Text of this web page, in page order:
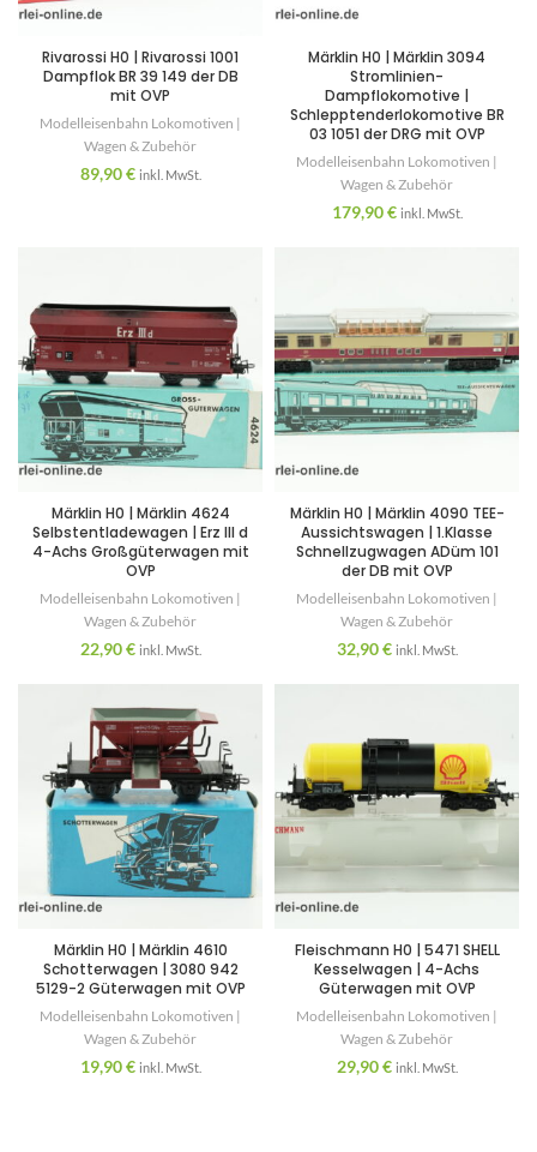
Rivarossi H0 | Rivarossi 1001
Dampflok BR 39 149 der DB
mit OVP
Modelleisenbahn Lokomotiven |
Wagen & Zubehör
89,90€ inkl. MwSt.
Märklin H0 | Märklin 3094
Stromlinien-
Dampflokomotive |
Schlepptenderlokomotive BR
03 1051 der DRG mit OVP
Modelleisenbahn Lokomotiven |
Wagen & Zubehör
179,90€ inkl. MwSt.
Märklin H0 | Märklin 4624
Selbstentladewagen | Erz III d
4-Achs Großgüterwagen mit
OVP
Modelleisenbahn Lokomotiven |
Wagen & Zubehör
22,90€ inkl. MwSt.
Märklin H0 | Märklin 4090 TEE-
Aussichtswagen | 1.Klasse
Schnellzugwagen ADüm 101
der DB mit OVP
Modelleisenbahn Lokomotiven |
Wagen & Zubehör
32,90€ inkl. MwSt.
Märklin H0 | Märklin 4610
Schotterwagen | 3080 942
5129-2 Güterwagen mit OVP
Modelleisenbahn Lokomotiven |
Wagen & Zubehör
19,90€ inkl. MwSt.
Fleischmann H0 | 5471 SHELL
Kesselwagen | 4-Achs
Güterwagen mit OVP
Modelleisenbahn Lokomotiven |
Wagen & Zubehör
29,90€ inkl. MwSt.